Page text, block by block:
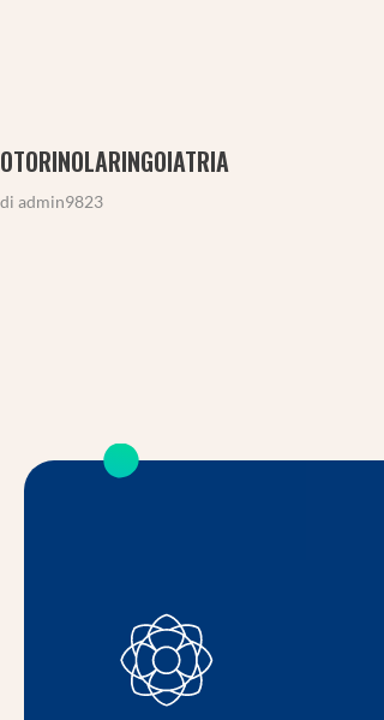
OTORINOLARINGOIATRIA
di admin9823